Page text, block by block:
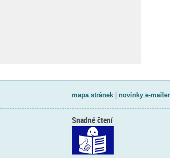
mapa stránek| novinky e-
Snadné čtení